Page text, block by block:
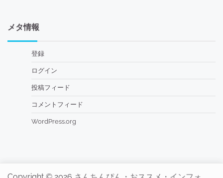
メタ情報
登録
ログイン
投稿フィード
コメントフィード
WordPress.org